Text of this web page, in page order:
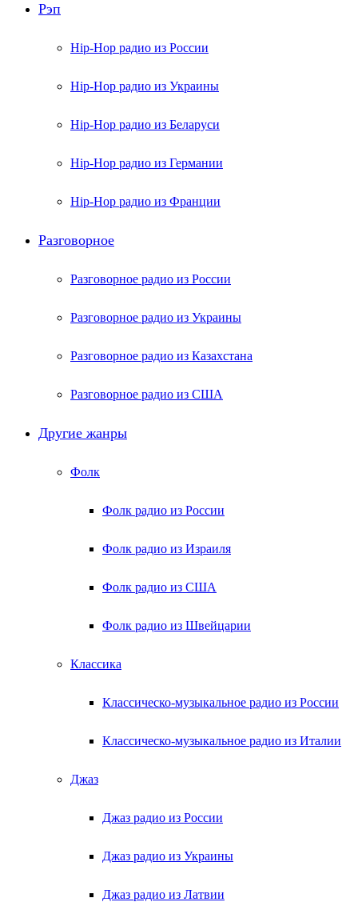
Рэп
Hip-Hop радио из России
Hip-Hop радио из Украины
Hip-Hop радио из Беларуси
Hip-Hop радио из Германии
Hip-Hop радио из Франции
Разговорное
Разговорное радио из России
Разговорное радио из Украины
Разговорное радио из Казахстана
Разговорное радио из США
Другие жанры
Фолк
Фолк радио из России
Фолк радио из Израиля
Фолк радио из США
Фолк радио из Швейцарии
Классика
Классическо-музыкальное радио из России
Классическо-музыкальное радио из Италии
Джаз
Джаз радио из России
Джаз радио из Украины
Джаз радио из Латвии